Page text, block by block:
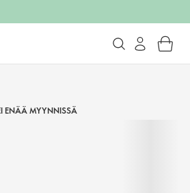
ENÄÄ MYYNNISSÄ